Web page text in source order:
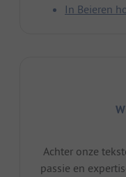
In Beieren
Achter onze
passie en